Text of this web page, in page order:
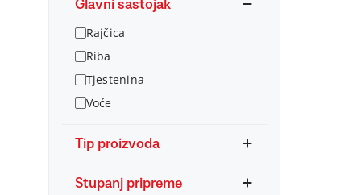
Glavni sastojak
Rajčica
Riba
Tjestenina
Voće
Tip proizvoda
Stupanj pripreme